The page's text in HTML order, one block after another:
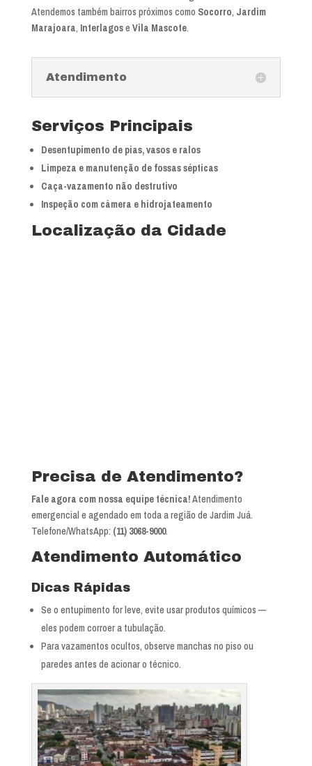
Atendemos também bairros próximos como Socorro, Jardim
Marajoara, Interlagose Vila Mascote.
Atendimento
Serviços Principais
Desentupimento de pias, vasos e ralos
Limpeza e manutenção de fossas sépticas
Caça-vazamento não destrutivo
Inspeção com câmera e hidrojateamento
Localização da Cidade
Precisa de Atendimento?
Fale agora com nossa equipe técnica!Atendimento
emergencial e agendado em toda a região de Jardim Juá.
Telefone/WhatsApp: (11) 3068-9000.
Atendimento Automático
Dicas Rápidas
Se o entupimento for leve, evite usar produtos químicos —
eles podem corroer a tubulação.
Para vazamentos ocultos, observe manchas no piso ou
paredes antes de acionar o técnico.